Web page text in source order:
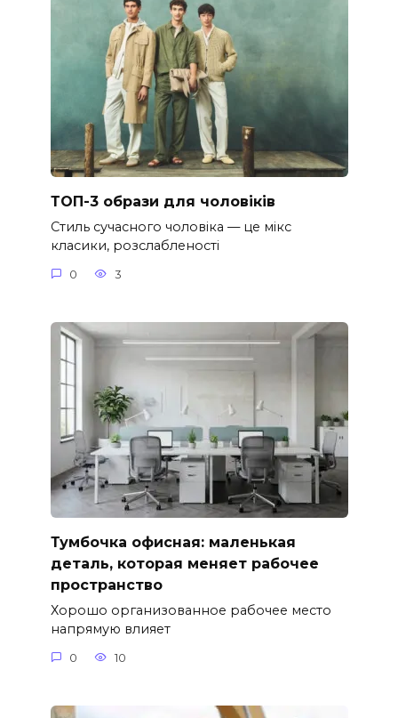
ТОП-3 образи для чоловіків
Стиль сучасного чоловіка — це мікс
класики, розслабленості
0 3
Тумбочка офисная: маленькая
деталь, которая меняет рабочее
пространство
Хорошо организованное рабочее место
напрямую влияет
0 10